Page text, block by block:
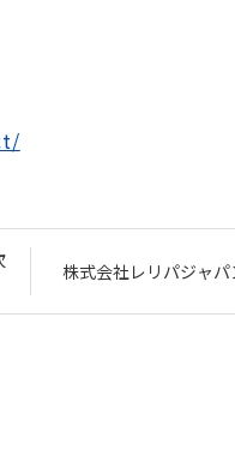
株式会社レリパジャ